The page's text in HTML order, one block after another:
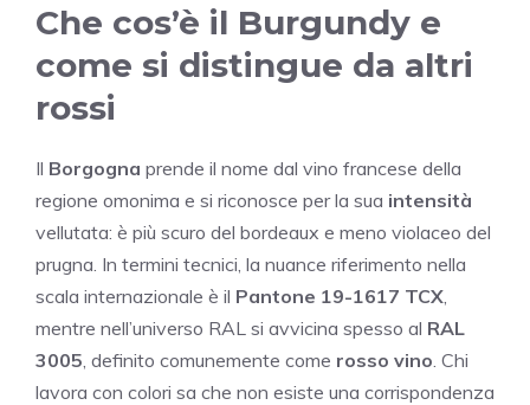
Che cos’è il Burgundy e
come si distingue da altri
rossi
Il Borgogna prende il nome dal vino francese della
regione omonima e si riconosce per la sua intensità
vellutata: è più scuro del bordeaux e meno violaceo del
prugna. In termini tecnici, la nuance riferimento nella
scala internazionale è il Pantone 19-1617 TCX
mentre nell’universo RAL si avvicina spesso al RAL
3005 , definito comunemente come rosso vino . Chi
lavora con colori sa che non esiste una corrispondenza